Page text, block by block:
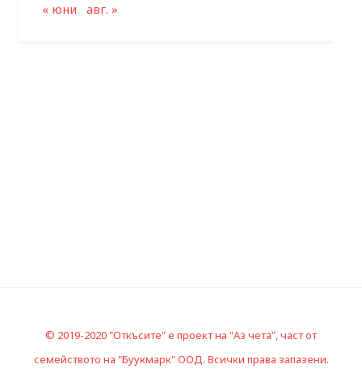
« юни
авг. »
© 2019-2020 "Откъсите" е проект на "Аз чета", част от
семейството на "Буукмарк" ООД. Всички права запазени.